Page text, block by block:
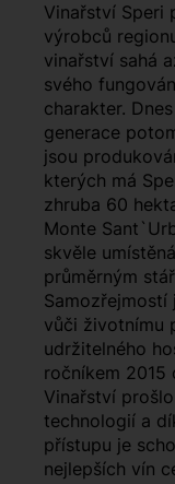
Vinařství Speri
výrobců
vinařství sahá
svého
charakter.
generace
jsou
kterých má
zhruba 60
Monte
skvěle
průměrným
vůči životnímu
udržitelného
ročníkem
Vinařství
technologií a
přístupu je
nejlepších vín